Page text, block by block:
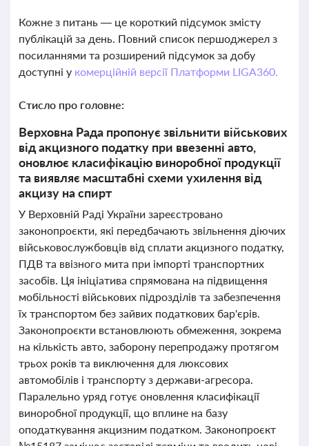
Кожне з питань — це короткий підсумок змісту
публікацій за день. Повний список першоджерел з
посиланнями та розширений підсумок за добу
доступні у комерційній версії Платформи LIGA360.
Стисло про головне:
Верховна Рада пропонує звільнити військових
від акцизного податку при ввезенні авто,
оновлює класифікацію виноробної продукції
та виявляє масштабні схеми ухилення від
акцизу на спирт
У Верховній Раді України зареєстровано
законопроєкти, які передбачають звільнення діючих
військовослужбовців від сплати акцизного податку,
ПДВ та ввізного мита при імпорті транспортних
засобів. Ця ініціатива спрямована на підвищення
мобільності військових підрозділів та забезпечення
їх транспортом без зайвих податкових бар'єрів.
Законопроєкти встановлюють обмеження, зокрема
на кількість авто, заборону перепродажу протягом
трьох років та виключення для люксових
автомобілів і транспорту з держави-агресора.
Паралельно уряд готує оновлення класифікації
виноробної продукції, що вплине на базу
оподаткування акцизним податком. Законопроєкт